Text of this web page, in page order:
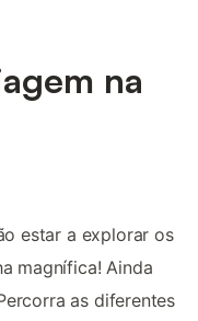
na
estar a explorar os
magnífica! Ainda
as diferentes